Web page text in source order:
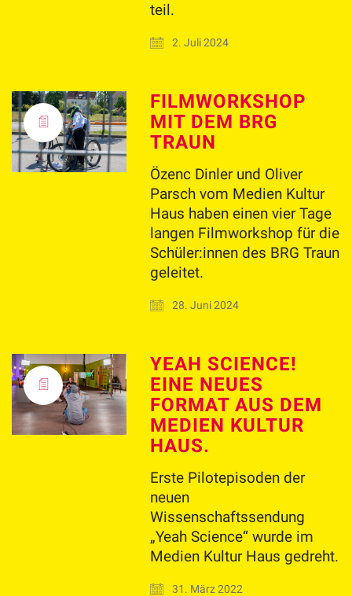
teil.
2. Juli 2024
FILMWORKSHOP
MIT DEM BRG
TRAUN
Özenc Dinler und Oliver
Parsch vom Medien Kultur
Haus haben einen vier Tage
langen Filmworkshop für die
Schüler:innen des BRG Traun
geleitet.
28. Juni 2024
YEAH SCIENCE!
EINE NEUES
FORMAT AUS DEM
MEDIEN KULTUR
HAUS.
Erste Pilotepisoden der
neuen
Wissenschaftssendung
„Yeah Science“ wurde im
Medien Kultur Haus gedreht.
31. März 2022